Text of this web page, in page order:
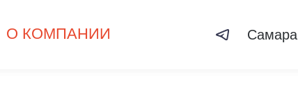
О КОМПАНИИ Самара